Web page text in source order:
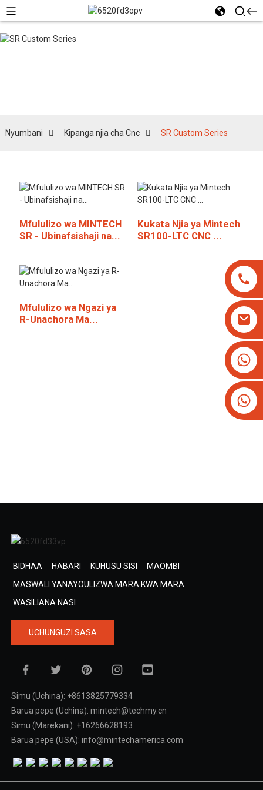
Nyumbani Kipanga njia cha Cnc SR Custom Series
Mfululizo wa MINTECH
SR - Ubinafsishaji na...
Kukata Njia ya Mintech
SR100-LTC CNC ...
Mfululizo wa Ngazi ya
R-Unachora Ma...
BIDHAA HABARI KUHUSU SISI
MAOMBI
MASWALI YANAYOULIZWA MARA KWA MARA
WASILIANA NASI
UCHUNGUZI SASA
Simu (Uchina): +8613825779334
Barua pepe (Uchina): mintech@techmy.cn
Simu (Marekani): +16266628193
Barua pepe (USA): info@mintechamerica.com